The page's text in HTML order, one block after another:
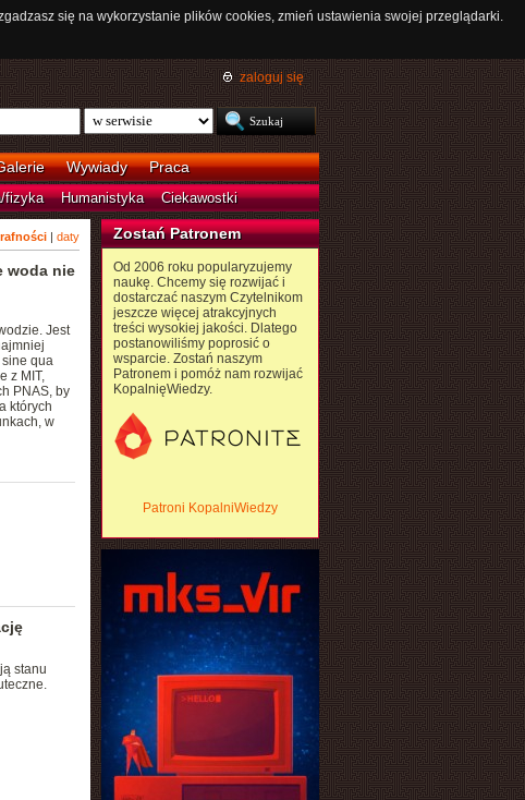
się na wykorzystanie plików cookies, zmień ustawienia swojej przeglądarki.
zaloguj się
Wywiady Praca
fizyka Humanistyka Ciekawostki
| daty
woda nie
Jest
qua
z MIT,
PNAS, by
których
w
stanu
Zostań Patronem
Od 2006 roku popularyzujemy
naukę. Chcemy się rozwijać i
dostarczać naszym Czytelnikom
jeszcze więcej atrakcyjnych
treści wysokiej jakości. Dlatego
postanowiliśmy poprosić o
wsparcie. Zostań naszym
Patronem i pomóż nam rozwijać
KopalnięWiedzy.
Patroni KopalniWiedzy